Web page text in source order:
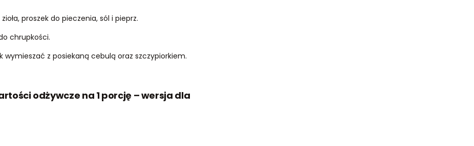
proszek do pieczenia, sól i pieprz.
chrupkości.
z posiekaną cebulą oraz szczypiorkiem.
odżywcze na 1 porcję – wersja dla